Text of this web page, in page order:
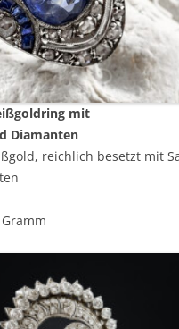
mit
Diamanten
reichlich besetzt mit